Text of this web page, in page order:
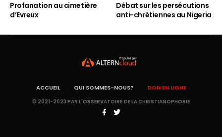
Profanation au cimetière
d’Evreux
Débat sur les persécutions
anti-chrétiennes au Nigeria
ACCUEIL QUI SOMMES-NOUS? DON EN LIGNE
© 2021-2023 PAR L'OBSERVATOIRE DE LA CHRISTIANOPHOBIE